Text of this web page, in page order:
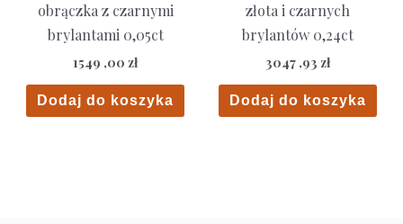
obrączka z czarnymi
brylantami 0,05ct
1549 ,00 zł
Dodaj do koszyka
złota i czarnych
brylantów 0,24ct
3047 ,93 zł
Dodaj do koszyka